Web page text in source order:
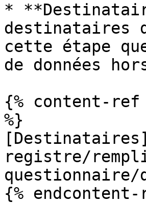
*
destinataires
cette étape
de données
{% content-ref
%}
registre/
{%